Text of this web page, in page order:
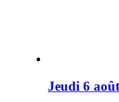
Jeudi 6